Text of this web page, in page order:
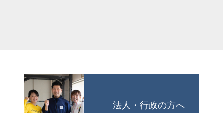
法人・行政の方へ